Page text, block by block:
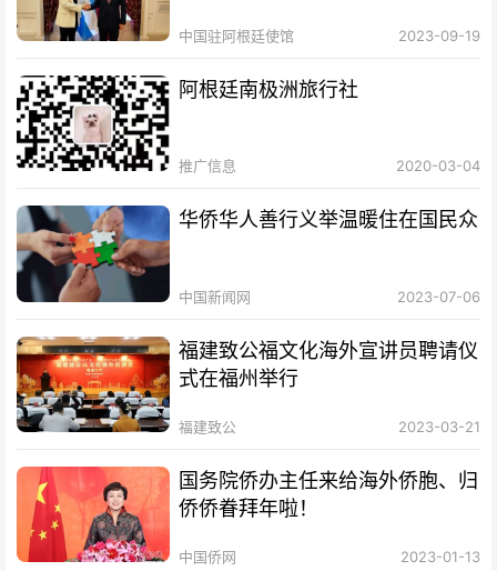
中国驻阿根廷使馆 2023-09-19
阿根廷南极洲旅行社
推广信息 2020-03-04
华侨华人善行义举温暖住在国民众
中国新闻网 2023-07-06
福建致公福文化海外宣讲员聘请仪
式在福州举行
福建致公 2023-03-21
国务院侨办主任来给海外侨胞、归
侨侨眷拜年啦！
中国侨网 2023-01-13